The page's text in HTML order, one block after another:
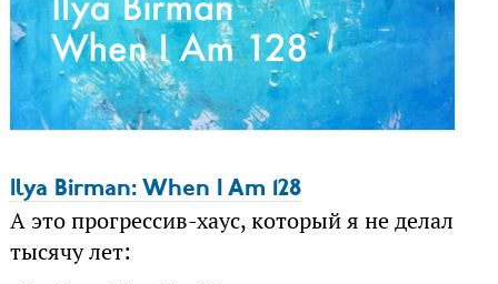
Ilya Birman: When I Am 128
А это прогрессив-хаус, который я не делал
тысячу лет: